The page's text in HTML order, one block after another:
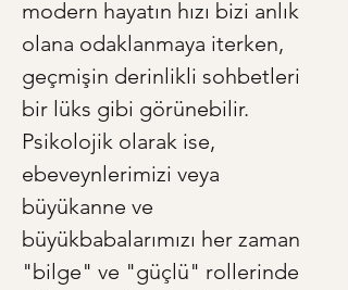
modern hayatın hızı bizi anlık
olana odaklanmaya iterken,
geçmişin derinlikli sohbetleri
bir lüks gibi görünebilir.
Psikolojik olarak ise,
ebeveynlerimizi veya
büyükanne ve
büyükbabalarımızı her zaman
"bilge" ve "güçlü" rollerinde